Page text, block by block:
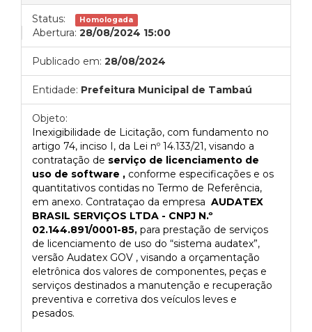
Status: Homologada
Abertura: 28/08/2024 15:00
Publicado em: 28/08/2024
Entidade: Prefeitura Municipal de Tambaú
Objeto:
Inexigibilidade de Licitação, com fundamento no
artigo 74, inciso I, da Lei nº 14.133/21, visando a
contratação de serviço de licenciamento de
uso de software , conforme especificações e os
quantitativos contidas no Termo de Referência,
em anexo. Contrataçao da empresa AUDATEX
BRASIL SERVIÇOS LTDA - CNPJ N.º
02.144.891/0001-85, para prestação de serviços
de licenciamento de uso do “sistema audatex”,
versão Audatex GOV , visando a orçamentação
eletrônica dos valores de componentes, peças e
serviços destinados a manutenção e recuperação
preventiva e corretiva dos veículos leves e
pesados.